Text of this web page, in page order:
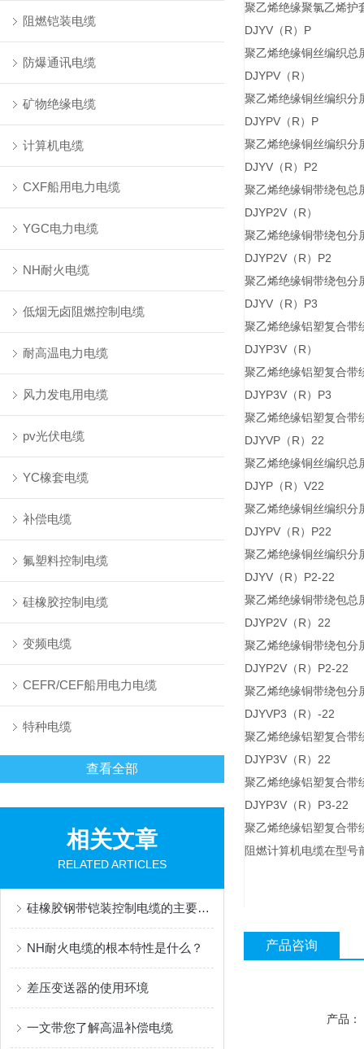
阻燃铠装电缆
防爆通讯电缆
矿物绝缘电缆
计算机电缆
CXF船用电力电缆
YGC电力电缆
NH耐火电缆
低烟无卤阻燃控制电缆
耐高温电力电缆
风力发电用电缆
pv光伏电缆
YC橡套电缆
补偿电缆
氟塑料控制电缆
硅橡胶控制电缆
变频电缆
CEFR/CEF船用电力电缆
特种电缆
查看全部
相关文章
RELATED ARTICLES
硅橡胶钢带铠装控制电缆的主要用途
NH耐火电缆的根本特性是什么？
差压变送器的使用环境
一文带您了解高温补偿电缆
聚乙烯绝缘聚氯乙烯护
DJYV（R）P
聚乙烯绝缘铜丝编织总
DJYPV（R）
聚乙烯绝缘铜丝编织分
DJYPV（R）P
聚乙烯绝缘铜丝编织分
DJYV（R）P2
聚乙烯绝缘铜带绕包总
DJYP2V（R）
聚乙烯绝缘铜带绕包分
DJYP2V（R）P2
聚乙烯绝缘铜带绕包分
DJYV（R）P3
聚乙烯绝缘铝塑复合带
DJYP3V（R）
聚乙烯绝缘铝塑复合带
DJYP3V（R）P3
聚乙烯绝缘铝塑复合带
DJYVP（R）22
聚乙烯绝缘铜丝编织总
DJYP（R）V22
聚乙烯绝缘铜丝编织分
DJYPV（R）P22
聚乙烯绝缘铜丝编织分
DJYV（R）P2-22
聚乙烯绝缘铜带绕包总
DJYP2V（R）22
聚乙烯绝缘铜带绕包分
DJYP2V（R）P2-22
聚乙烯绝缘铜带绕包分
DJYVP3（R）-22
聚乙烯绝缘铝塑复合带
DJYP3V（R）22
聚乙烯绝缘铝塑复合带
DJYP3V（R）P3-22
聚乙烯绝缘铝塑复合带
阻燃计算机电缆在型
产品咨询
产品：